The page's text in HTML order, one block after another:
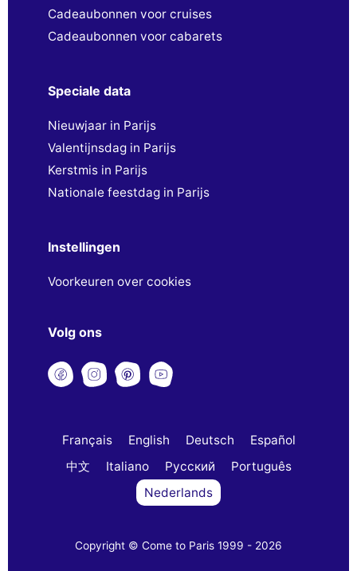
Cadeaubonnen voor cruises
Cadeaubonnen voor cabarets
Speciale data
Nieuwjaar in Parijs
Valentijnsdag in Parijs
Kerstmis in Parijs
Nationale feestdag in Parijs
Instellingen
Voorkeuren over cookies
Volg ons
Français English Deutsch
Español
中文
Italiano Русский
Português
Nederlands
Copyright © Come to Paris 1999 - 2026